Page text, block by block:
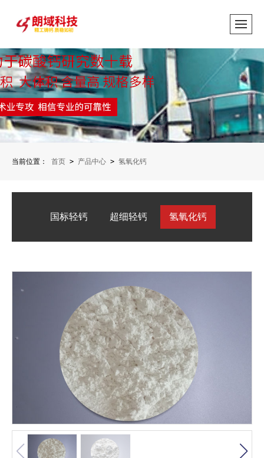
当前位置： 首页 > 产品中心 > 氢氧化钙
国标轻钙 超细轻钙 氢氧化钙